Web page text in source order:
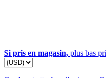
Si pris en magasin, plus bas